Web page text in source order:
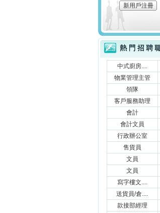
新用戶注冊
熱門招聘職位
中式廚房....
物業管理主管
領隊
客戶服務助理
會計
會計文員
行政辦公室
售貨員
文員
文員
寫字樓文....
送貨員/倉....
款接部經理